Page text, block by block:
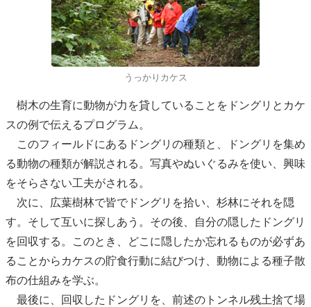
うっかりカケス
樹木の生育に動物が力を貸していることをドングリとカケ
スの例で伝えるプログラム。
このフィールドにあるドングリの種類と、ドングリを集め
る動物の種類が解説される。写真やぬいぐるみを使い、興味
をそらさない工夫がされる。
次に、広葉樹林で皆でドングリを拾い、杉林にそれを隠
す。そして互いに探しあう。その後、自分の隠したドングリ
を回収する。このとき、どこに隠したか忘れるものが必ずあ
ることからカケスの貯食行動に結びつけ、動物による種子散
布の仕組みを学ぶ。
最後に、回収したドングリを、前述のトンネル残土捨て場